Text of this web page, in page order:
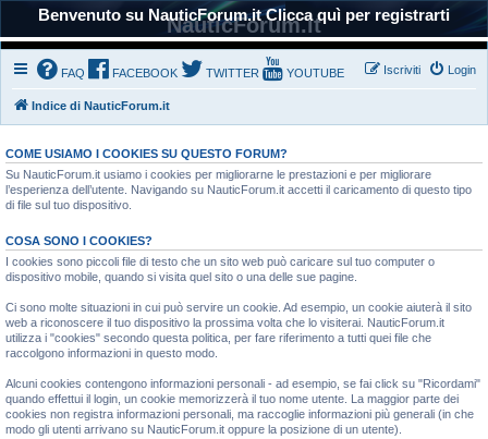
Benvenuto su NauticForum.it Clicca quì per registrarti
NauticForum.it
FAQ FACEBOOK TWITTER YOUTUBE Login
Iscriviti
Indice di NauticForum.it
COME USIAMO I COOKIES SU QUESTO FORUM?
Su NauticForum.it usiamo i cookies per migliorarne le prestazioni e per migliorare
l’esperienza dell’utente. Navigando su NauticForum.it accetti il caricamento di questo tipo
di file sul tuo dispositivo.
COSA SONO I COOKIES?
I cookies sono piccoli file di testo che un sito web può caricare sul tuo computer o
dispositivo mobile, quando si visita quel sito o una delle sue pagine.
Ci sono molte situazioni in cui può servire un cookie. Ad esempio, un cookie aiuterà il sito
web a riconoscere il tuo dispositivo la prossima volta che lo visiterai. NauticForum.it
utilizza i "cookies" secondo questa politica, per fare riferimento a tutti quei file che
raccolgono informazioni in questo modo.
Alcuni cookies contengono informazioni personali - ad esempio, se fai click su "Ricordami"
quando effettui il login, un cookie memorizzerà il tuo nome utente. La maggior parte dei
cookies non registra informazioni personali, ma raccoglie informazioni più generali (in che
modo gli utenti arrivano su NauticForum.it oppure la posizione di un utente).